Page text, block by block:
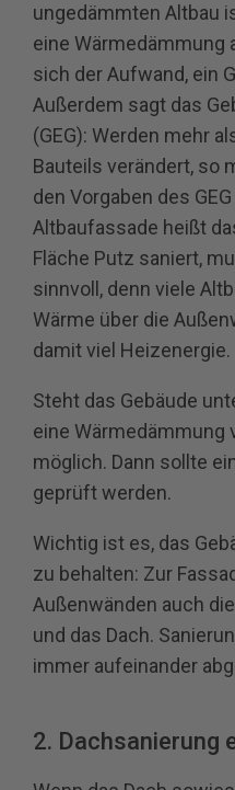
ungedämmten Altbau
eine Wärmedämmung
sich der Aufwand, ein
Außerdem sagt das
(GEG): Werden mehr
Bauteils verändert, so
den Vorgaben des
Altbaufassade heißt
Fläche Putz saniert,
sinnvoll, denn viele
Wärme über die
damit viel Heizenergie.
Steht das Gebäude
eine Wärmedämmung
möglich. Dann sollte
geprüft werden.
Wichtig ist es, das
zu behalten: Zur
Außenwänden auch
und das Dach.
immer aufeinander
2. Dachsanierung